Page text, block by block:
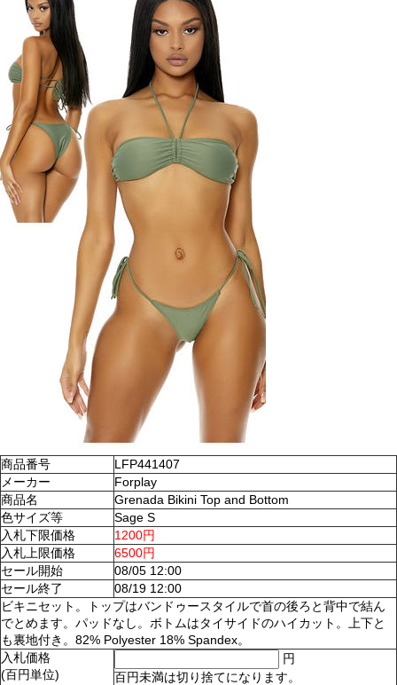
商品番号
LFP441407
メーカー
Forplay
商品名
Grenada Bikini Top and Bottom
色サイズ等
Sage S
入札下限価格
1200円
入札上限価格
6500円
セール開始
08/05 12:00
セール終了
08/19 12:00
ビキニセット。トップはバンドゥースタイルで首の後ろと背中で結ん
でとめます。パッドなし。ボトムはタイサイドのハイカット。上下と
も裏地付き。82% Polyester 18% Spandex。
入札価格
(百円単位)
円
百円未満は切り捨てになります。